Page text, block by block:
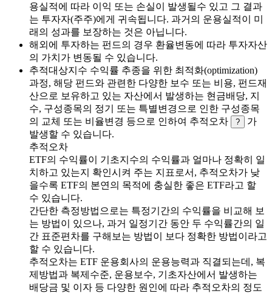
용실적에 따라 이익 또는 손실이 발생될수 있고 그 결과
는 투자자(주주)에게 귀속됩니다. 과거의 운용실적이 미
래의 성과를 보장하는 것은 아닙니다.
해외에 투자하는 펀드의 경우 환율변동에 따라 투자자산
의 가치가 변동될 수 있습니다.
추적대상지수 수익률 추종을 위한 최적화(optimization)
과정, 해당 펀드와 관련한 다양한 보수 또는 비용, 펀드재
산으로 보유하고 있는 자산에서 발생하는 현금배당, 지
수, 구성종목의 정기 또는 특별변경으로 인한 구성종목
의 교체 또는 비율변경 등으로 인하여 추적오차
?
가
발생할 수 있습니다.
추적오차
ETF의 수익률이 기초지수의 수익률과 얼마나 정확히 일
치하고 있는지 확인시켜 주는 지표로서, 추적오차가 낮
을수록 ETF의 본연의 목적에 충실한 좋은 ETF라고 할
수 있습니다.
간단한 측정방법으로는 특정기간의 수익률을 비교해 보
는 방법이 있으나, 과거 일정기간 동안 두 수익률간의 일
간 표준편차를 구해보는 방법이 보다 정확한 방법이라고
할 수 있습니다.
추적오차는 ETF 운용회사의 운용능력과 직결되는데, 복
제방법과 복제수준, 운용보수, 기초자산에서 발생하는
배당금 및 이자 등 다양한 원인에 따라 추적오차의 정도